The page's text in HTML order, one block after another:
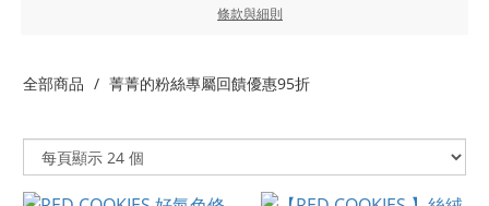
條款與細則
全部商品 菁菁的粉絲專屬回饋優惠95折